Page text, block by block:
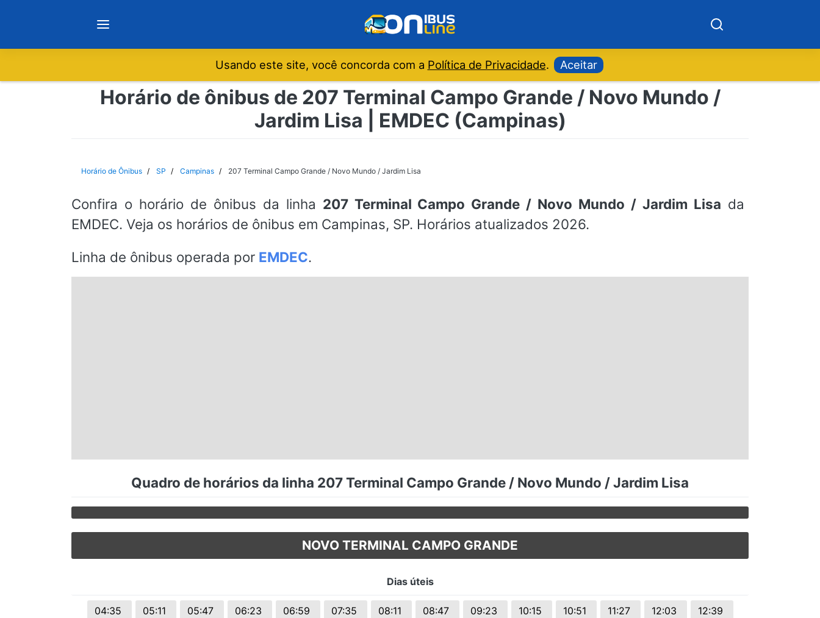
Notícias
São Paulo
Espírito Santo
© 2026 Viva City Serviços Digitais Ltda. Todos os direitos reservados.
Usando este site, você concorda com a Política de Privacidade. Aceitar
Horário de ônibus de 207 Terminal Campo Grande / Novo Mundo /
Jardim Lisa | EMDEC (Campinas)
Horário de Ônibus SP Campinas 207 Terminal Campo Grande / Novo Mundo / Jardim Lisa
Confira o horário de ônibus da linha 207 Terminal Campo Grande / Novo Mundo / Jardim Lisa da
EMDEC. Veja os horários de ônibus em Campinas, SP. Horários atualizados 2026.
Linha de ônibus operada por EMDEC.
Quadro de horários da linha 207 Terminal Campo Grande / Novo Mundo / Jardim Lisa
NOVO TERMINAL CAMPO GRANDE
Dias úteis
04:35 05:11 05:47 06:23 06:59 07:35 08:11 08:47 09:23 10:15 10:51 11:27 12:03
12:39